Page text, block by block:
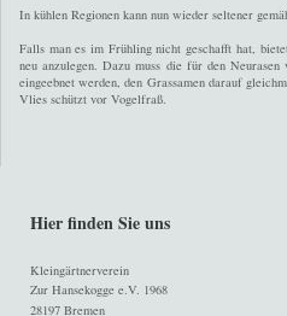
In kühlen Regionen kann nun wieder seltener
Falls man es im Frühling nicht geschafft hat,
neu anzulegen. Dazu muss die für den
eingeebnet werden, den Grassamen darauf
Vlies schützt vor Vogelfraß.
Hier finden Sie uns
Kleingärtnerverein
Zur Hansekogge e.V. 1968
28197 Bremen